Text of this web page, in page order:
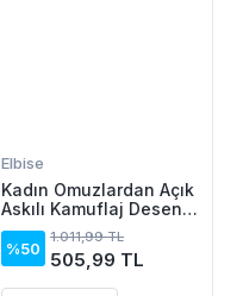
Elbise
Kadın Omuzlardan Açık
Askılı Kamuflaj Desenli
Kısa Süprem Elbise
%50
1.011,99 TL
505,99 TL